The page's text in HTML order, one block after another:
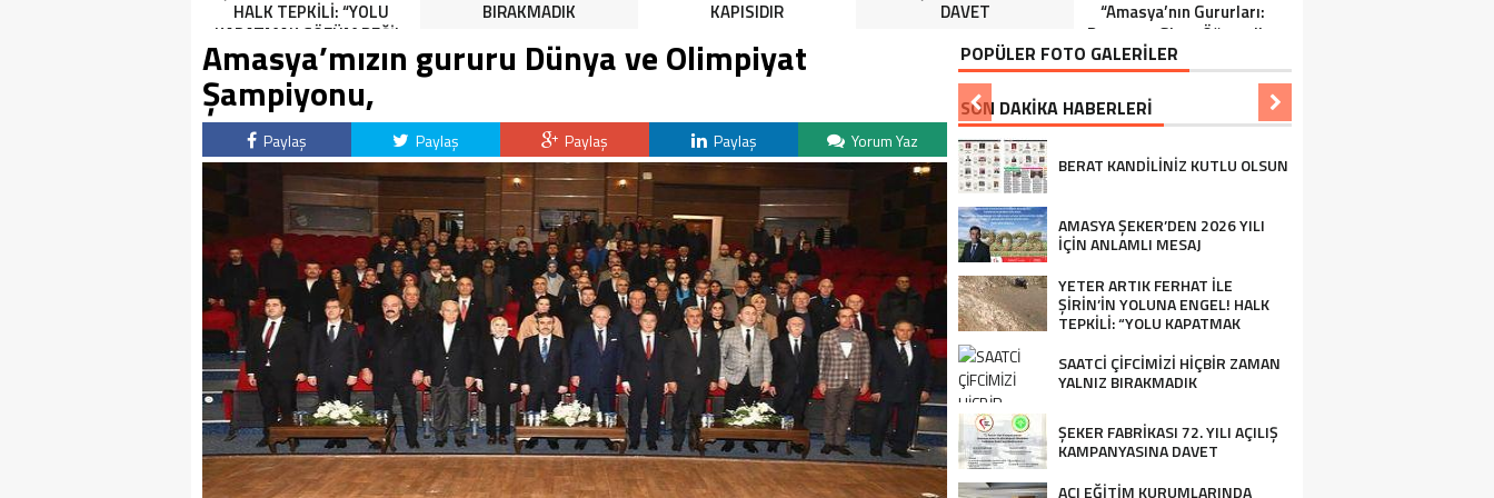
HALK TEPKİLİ: “YOLU
KAPATMAK ÇÖZÜM DEĞİL,
GÖREVİNİ YAP!”
BIRAKMADIK
KAPISIDIR
DAVET
“Amasya’nın Gururları:
Dereceye Giren Öğrenciler
İçin Anlamlı Tören”
Amasya’mızın gururu Dünya ve Olimpiyat
Şampiyonu,
Paylaş Paylaş Paylaş Paylaş Yorum Yaz
POPÜLER FOTO GALERİLER
SON DAKİKA HABERLERİ
BERAT KANDİLİNİZ KUTLU OLSUN
AMASYA ŞEKER’DEN 2026 YILI
İÇİN ANLAMLI MESAJ
YETER ARTIK FERHAT İLE
ŞİRİN’İN YOLUNA ENGEL! HALK
TEPKİLİ: “YOLU KAPATMAK
SAATCİ ÇİFCİMİZİ HİÇBİR ZAMAN
YALNIZ BIRAKMADIK
ŞEKER FABRİKASI 72. YILI AÇILIŞ
KAMPANYASINA DAVET
AÇI EĞİTİM KURUMLARINDA